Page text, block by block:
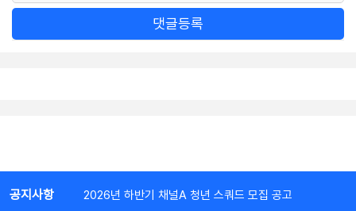
댓글등록
공지사항 2026년 하반기 채널A 청년 스쿼드 모집 공고